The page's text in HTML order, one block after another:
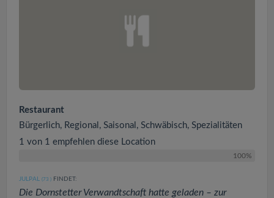
Restaurant
Bürgerlich, Regional, Saisonal, Schwäbisch, Spezialitäten
1 von 1 empfehlen diese Location
100%
JULPAL (73 ) FINDET:
Die Dornstetter Verwandtschaft hatte geladen – zur